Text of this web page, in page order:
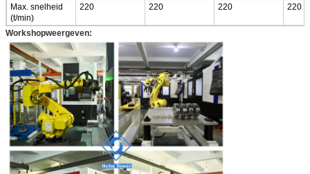
Max. snelheid
(t/min)
220 220 220 220
Workshopweergeven: